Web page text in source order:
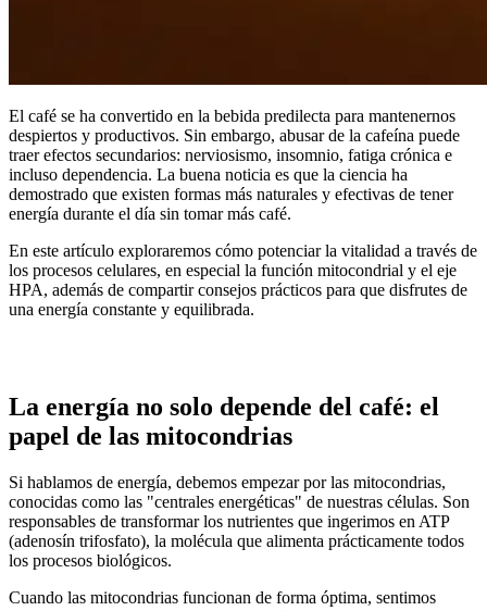
El café se ha convertido en la bebida predilecta para mantenernos
despiertos y productivos. Sin embargo, abusar de la cafeína puede
traer efectos secundarios: nerviosismo, insomnio, fatiga crónica e
incluso dependencia. La buena noticia es que la ciencia ha
demostrado que existen formas más naturales y efectivas de tener
energía durante el día sin tomar más café.
En este artículo exploraremos cómo potenciar la vitalidad a través de
los procesos celulares, en especial la función mitocondrial y el eje
HPA, además de compartir consejos prácticos para que disfrutes de
una energía constante y equilibrada.
La energía no solo depende del café: el
papel de las mitocondrias
Si hablamos de energía, debemos empezar por las mitocondrias,
conocidas como las "centrales energéticas" de nuestras células. Son
responsables de transformar los nutrientes que ingerimos en ATP
(adenosín trifosfato), la molécula que alimenta prácticamente todos
los procesos biológicos.
Cuando las mitocondrias funcionan de forma óptima, sentimos